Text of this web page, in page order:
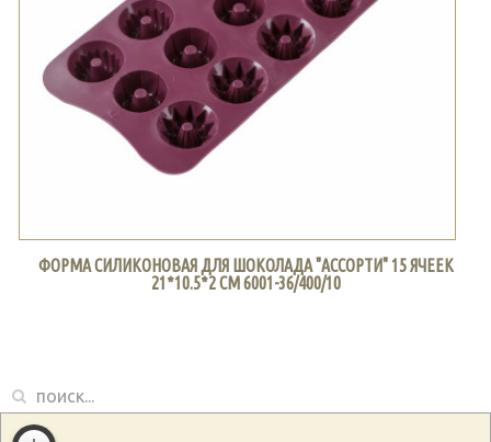
ФОРМА СИЛИКОНОВАЯ ДЛЯ ШОКОЛАДА "АССОРТИ" 15 ЯЧЕЕК
21*10.5*2 СМ 6001-36/400/10